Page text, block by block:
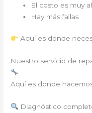
El costo es muy
Hay más fallas
Aquí es donde
Nuestro servicio de
Aquí es donde
Diagnóstico